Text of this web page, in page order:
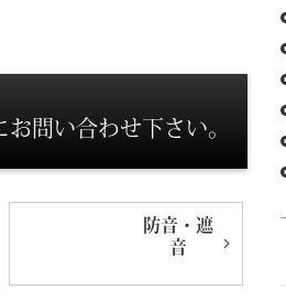
問い合わせ下さい。
防音・遮
音